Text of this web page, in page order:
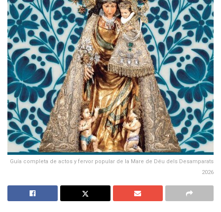
Guía completa de actos y fervor popular de la Mare de Déu dels Desamparats
2026